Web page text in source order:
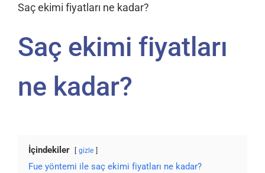
Saç ekimi fiyatları ne kadar?
Saç ekimi fiyatları
ne kadar?
İçindekiler gizle
Fue yöntemi ile saç ekimi fiyatları ne kadar?